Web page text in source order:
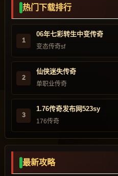
热门下载排行
1
06年七彩转生中变传奇
变态传奇sf
2
仙侠迷失传奇
单职业传奇
3
1.76传奇发布网523sy
176传奇
最新攻略